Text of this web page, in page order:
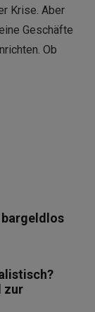
Krise. Aber
Geschäfte
Ob
zur